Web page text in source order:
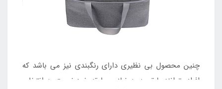
چنین محصول بی نظیری دارای رنگبندی نیز می باشد که
افراد بتوانند با توجه به نیاز و سلیقه خود نسبت به انتخاب